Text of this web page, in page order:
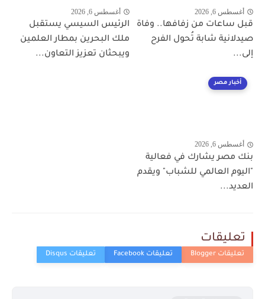
أغسطس 6, 2026
قبل ساعات من زفافها.. وفاة
صيدلانية شابة تُحول الفرح
إلى...
أغسطس 6, 2026
الرئيس السيسي يستقبل
ملك البحرين بمطار العلمين
ويبحثان تعزيز التعاون...
أخبار مصر
أغسطس 6, 2026
بنك مصر يشارك في فعالية
"اليوم العالمي للشباب" ويقدم
العديد...
تعليقات